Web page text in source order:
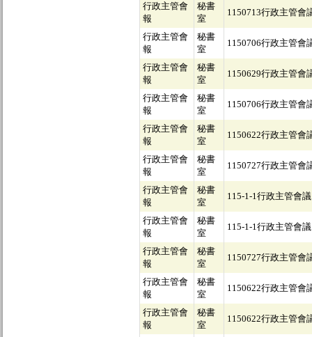
行政主管會
報
秘書
室
1150713行政主管會
行政主管會
報
秘書
室
1150706行政主管會
行政主管會
報
秘書
室
1150629行政主管會
行政主管會
報
秘書
室
1150706行政主管會
行政主管會
報
秘書
室
1150622行政主管會
行政主管會
報
秘書
室
1150727行政主管會
行政主管會
報
秘書
室
115-1-1行政主管會議
行政主管會
報
秘書
室
115-1-1行政主管會議
行政主管會
報
秘書
室
1150727行政主管會
行政主管會
報
秘書
室
1150622行政主管會
行政主管會
報
秘書
室
1150622行政主管會